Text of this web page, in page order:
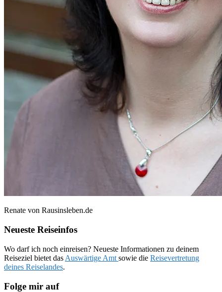
Renate von Rausinsleben.de
Neueste Reiseinfos
Wo darf ich noch einreisen? Neueste Informationen zu deinem
Reiseziel bietet das Auswärtige Amt sowie die Reisevertretung
deines Reiselandes.
Folge mir auf